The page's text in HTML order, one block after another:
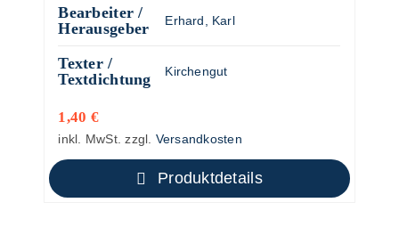
Bearbeiter /
Herausgeber
Erhard, Karl
Texter /
Textdichtung
Kirchengut
1,40 €
inkl. MwSt. zzgl. Versandkosten
Produktdetails